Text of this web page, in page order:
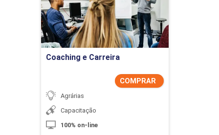
Coaching e Carreira
COMPRAR
Agrárias
Capacitação
100% on-line
Comprar Agora